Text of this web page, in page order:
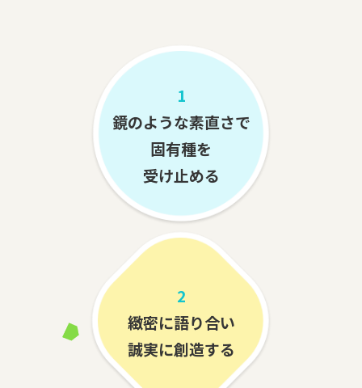
1
鏡のような素直さで
固有種を
受け止める
2
緻密に語り合い
誠実に創造する